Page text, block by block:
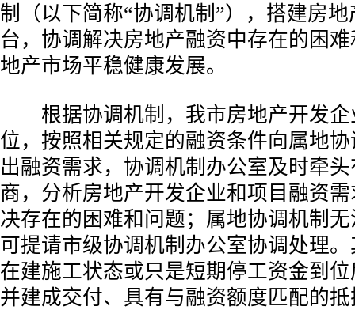
制（以下简称“协调机制”），搭建房
台，协调解决房地产融资中存在的困
地产市场平稳健康发展。
根据协调机制，我市房地产开发企
位，按照相关规定的融资条件向属地
出融资需求，协调机制办公室及时牵
商，分析房地产开发企业和项目融资
决存在的困难和问题；属地协调机制
可提请市级协调机制办公室协调处理
在建施工状态或只是短期停工资金到
并建成交付、具有与融资额度匹配的